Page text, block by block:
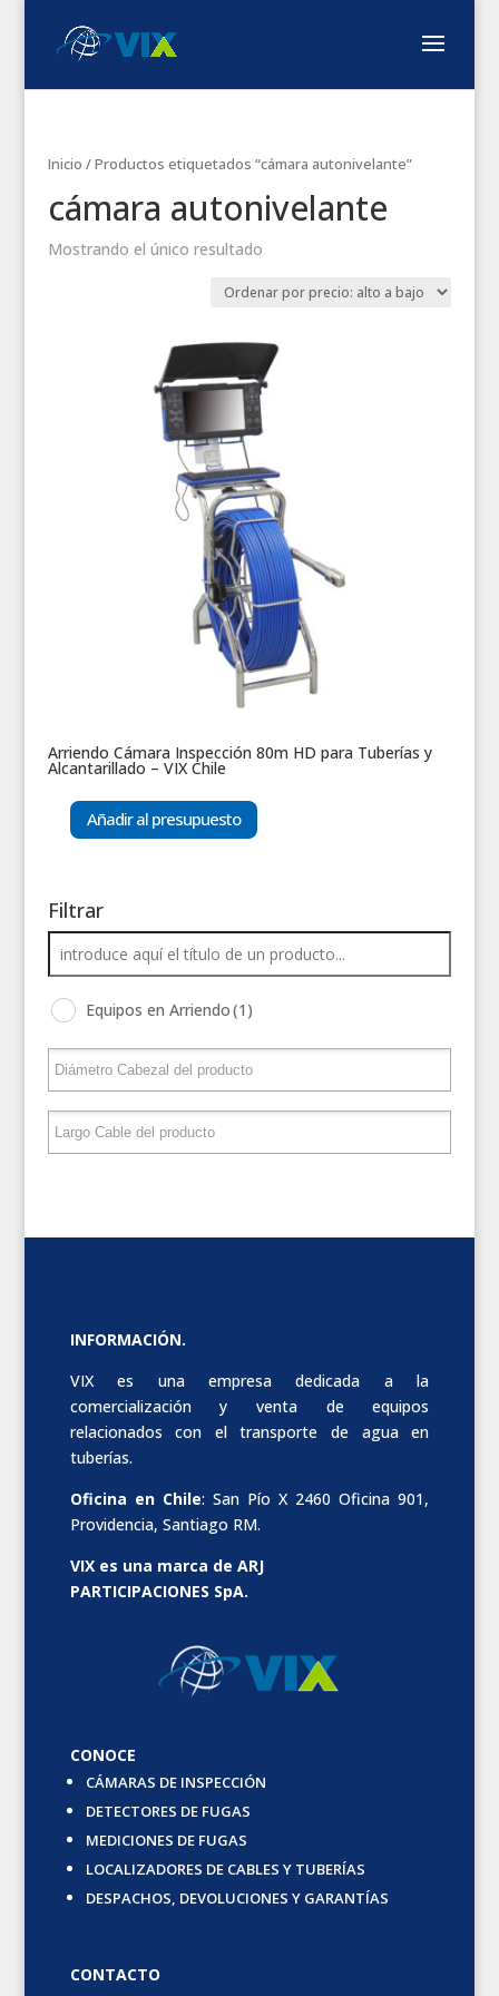
Inicio / Productos etiquetados “cámara autonivelante”
cámara autonivelante
Mostrando el único resultado
Arriendo Cámara Inspección 80m HD para Tuberías y
Alcantarillado – VIX Chile
Añadir al presupuesto
Filtrar
Equipos en Arriendo(1)
INFORMACIÓN.
VIX es una empresa dedicada a la
comercialización y venta de equipos
relacionados con el transporte de agua en
tuberías.
Oficina en Chile: San Pío X 2460 Oficina 901,
Providencia, Santiago RM.
VIX es una marca de ARJ
PARTICIPACIONES SpA.
CONOCE
CÁMARAS DE INSPECCIÓN
DETECTORES DE FUGAS
MEDICIONES DE FUGAS
LOCALIZADORES DE CABLES Y TUBERÍAS
DESPACHOS, DEVOLUCIONES Y GARANTÍAS
CONTACTO